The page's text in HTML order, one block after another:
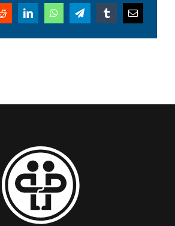
RedditLinkedInWhatsAppTelegramTumblrEmail